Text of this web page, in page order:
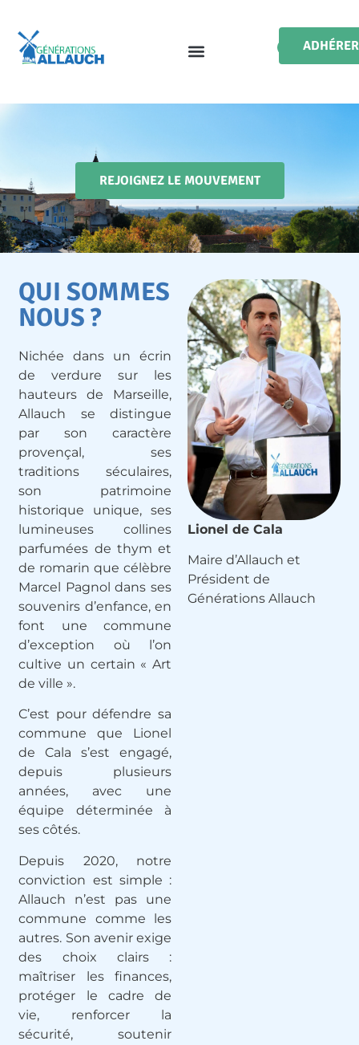
ADHÉRER
REJOIGNEZ LE MOUVEMENT
QUI SOMMES
NOUS ?
Nichée dans un écrin
de verdure sur les
hauteurs de Marseille,
Allauch se distingue
par
son caractère
provençal, ses
traditions séculaires,
son patrimoine
historique unique, ses
lumineuses collines
parfumées de thym et
de romarin que célèbre
Marcel Pagnol dans ses
souvenirs d’enfance, en
font une commune
d’exception où l’on
cultive un certain « Art
de ville ».
C’est pour défendre sa
commune
que Lionel
de Cala s’est engagé,
depuis plusieurs
années, avec une
équipe déterminée à
ses côtés.
Depuis 2020, notre
conviction est simple :
Allauch n’est pas une
commune comme les
autres. Son avenir exige
des choix clairs :
maîtriser les finances,
protéger le cadre de
vie, renforcer la
sécurité, soutenir
Lionel de Cala
Maire d’Allauch et
Président de
Générations Allauch